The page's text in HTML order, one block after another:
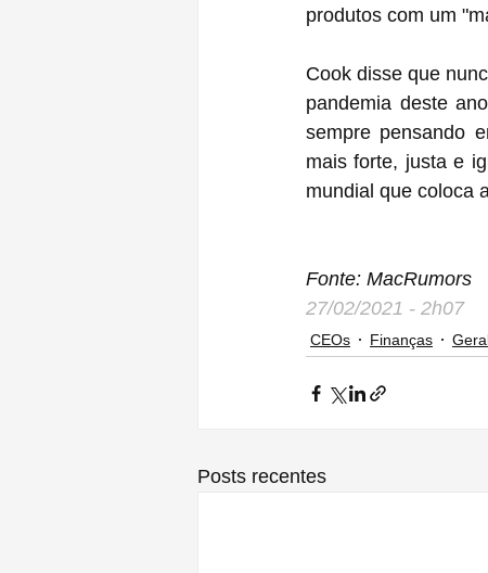
produtos com um
Cook disse que
pandemia deste
sempre pensando
mais forte, justa e
mundial que coloca
Fonte: MacRumors
27/02/2021 - 2h07
CEOs Finanças
Posts recentes